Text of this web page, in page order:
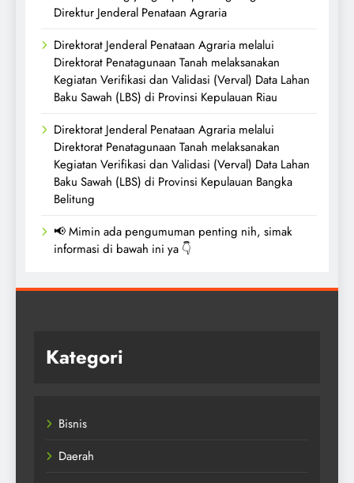
Direktur Jenderal Penataan Agraria
Direktorat Jenderal Penataan Agraria melalui
Direktorat Penatagunaan Tanah melaksanakan
Kegiatan Verifikasi dan Validasi (Verval) Data Lahan
Baku Sawah (LBS) di Provinsi Kepulauan Riau
Direktorat Jenderal Penataan Agraria melalui
Direktorat Penatagunaan Tanah melaksanakan
Kegiatan Verifikasi dan Validasi (Verval) Data Lahan
Baku Sawah (LBS) di Provinsi Kepulauan Bangka
Belitung
📢 Mimin ada pengumuman penting nih, simak
informasi di bawah ini ya 👇
Kategori
Bisnis
Daerah